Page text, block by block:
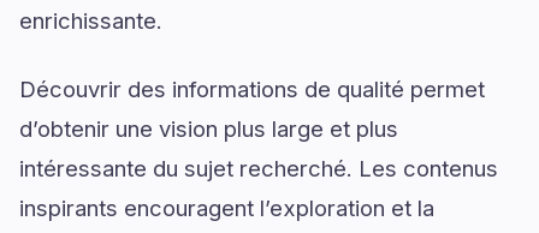
enrichissante.
Découvrir des informations de qualité permet
d’obtenir une vision plus large et plus
intéressante du sujet recherché. Les contenus
inspirants encouragent l’exploration et la